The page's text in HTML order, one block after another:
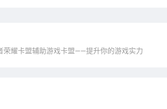
荣耀卡盟辅助游戏卡盟——提升你的游戏实力